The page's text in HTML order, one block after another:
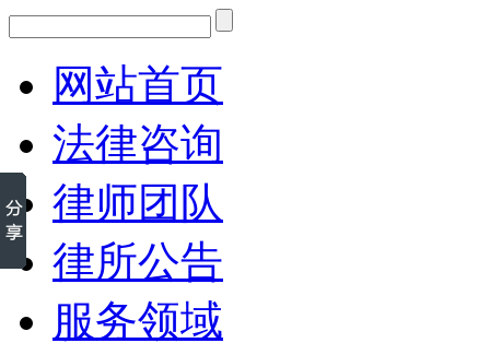
网站首页
法律咨询
律师团队
律所公告
服务领域